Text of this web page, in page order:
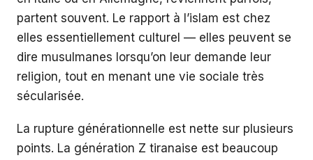
partent souvent. Le rapport à l’islam est chez
elles essentiellement culturel — elles peuvent se
dire musulmanes lorsqu’on leur demande leur
religion, tout en menant une vie sociale très
sécularisée.
La rupture générationnelle est nette sur plusieurs
points. La génération Z tiranaise est beaucoup